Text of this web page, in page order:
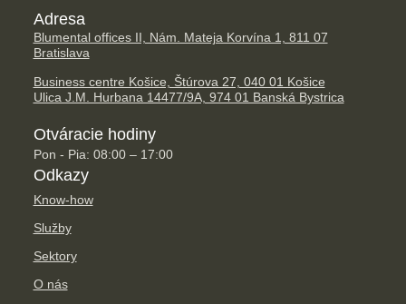
Adresa
Blumental offices II, Nám. Mateja Korvína 1, 811 07
Bratislava
Business centre Košice, Štúrova 27, 040 01 Košice
Ulica J.M. Hurbana 14477/9A, 974 01 Banská Bystrica
Otváracie hodiny
Pon - Pia: 08:00 – 17:00
Odkazy
Know-how
Služby
Sektory
O nás